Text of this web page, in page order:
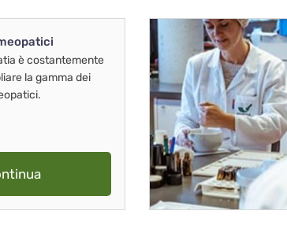
è costantemente
la gamma dei